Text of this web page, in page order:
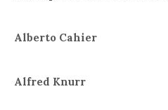
Alberto Cahier
Alfred Knurr